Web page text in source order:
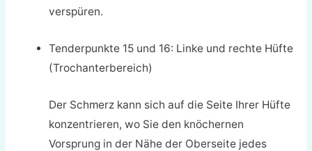
verspüren.
Tenderpunkte 15 und 16: Linke und rechte Hüfte
(Trochanterbereich)
Der Schmerz kann sich auf die Seite Ihrer Hüfte
konzentrieren, wo Sie den knöchernen
Vorsprung in der Nähe der Oberseite jedes